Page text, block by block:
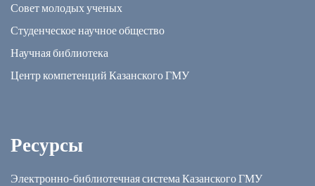
Совет молодых ученых
Студенческое научное общество
Научная библиотека
Центр компетенций Казанского ГМУ
Ресурсы
Электронно-библиотечная система Казанского ГМУ